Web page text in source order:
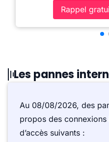
Rappel
Les pannes
Au 08/08/2026, des
propos des
d’accès suivants :